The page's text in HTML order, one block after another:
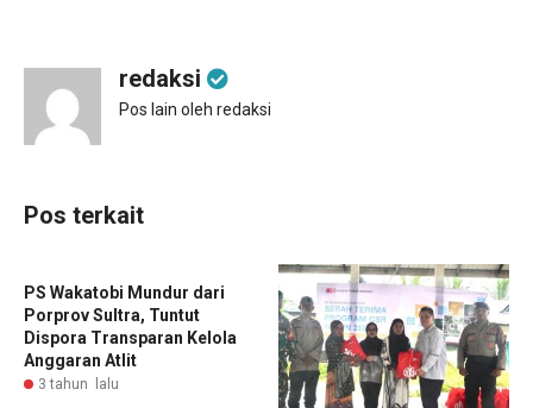
redaksi
Pos lain oleh redaksi
Pos terkait
PS Wakatobi Mundur dari
Porprov Sultra, Tuntut
Dispora Transparan Kelola
Anggaran Atlit
3 tahun lalu